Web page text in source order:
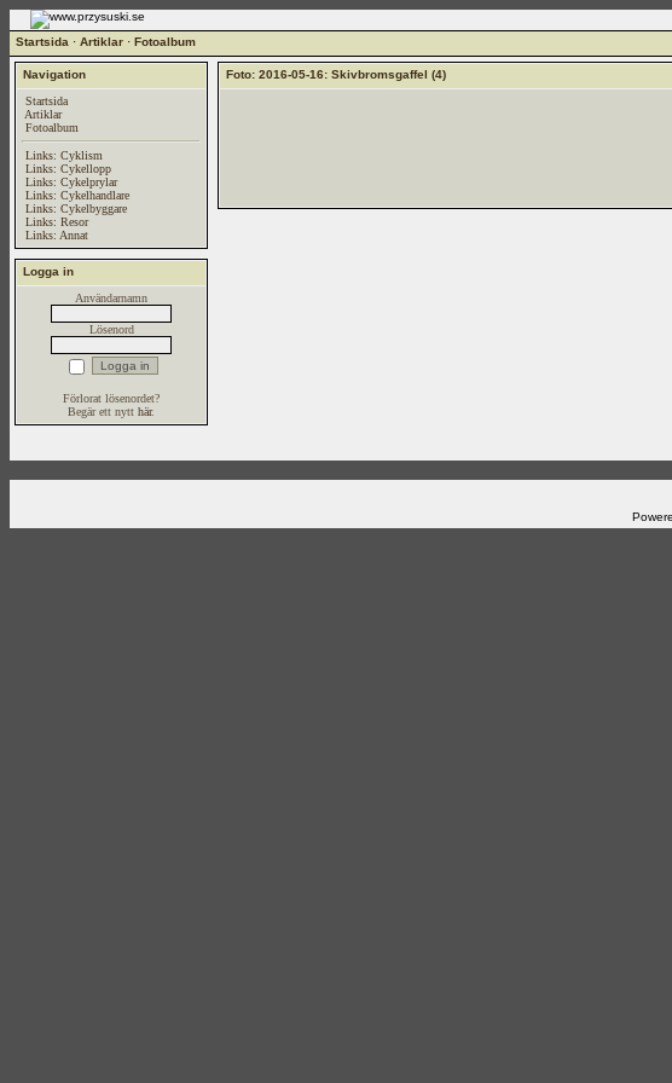
Startsida · Artiklar · Fotoalbum
Navigation
Startsida
Artiklar
Fotoalbum
Links: Cyklism
Links: Cykellopp
Links: Cykelprylar
Links: Cykelhandlare
Links: Cykelbyggare
Links: Resor
Links: Annat
Logga in
Användarnamn
Lösenord
Förlorat lösenordet?
Begär ett nytt här.
Foto: 2016-05-16: Skivbromsgaffel (4)